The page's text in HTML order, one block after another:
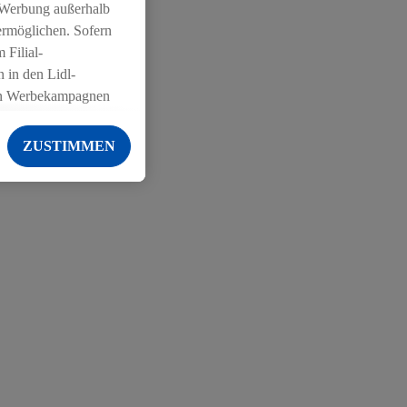
außerhalb
Sofern
Filial-
in den Lidl-
Diensten
der Lidl-Dienste,
Geschlecht -
in Ihr
Adresse von uns
erkennen und
ZUSTIMMEN